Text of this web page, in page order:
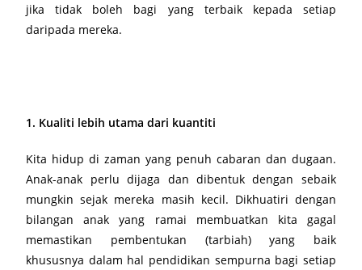
jika tidak boleh bagi yang terbaik kepada setiap
daripada mereka.
1. Kualiti lebih utama dari kuantiti
Kita hidup di zaman yang penuh cabaran dan dugaan.
Anak-anak perlu dijaga dan dibentuk dengan sebaik
mungkin sejak mereka masih kecil. Dikhuatiri dengan
bilangan anak yang ramai membuatkan kita gagal
memastikan pembentukan (tarbiah) yang baik
khususnya dalam hal pendidikan sempurna bagi setiap